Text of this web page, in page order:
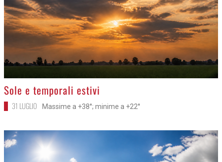
>
Sole e temporali estivi
31 LUGLIO Massime a +38°; minime a +22°